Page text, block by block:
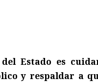
Estado es
y respaldar a